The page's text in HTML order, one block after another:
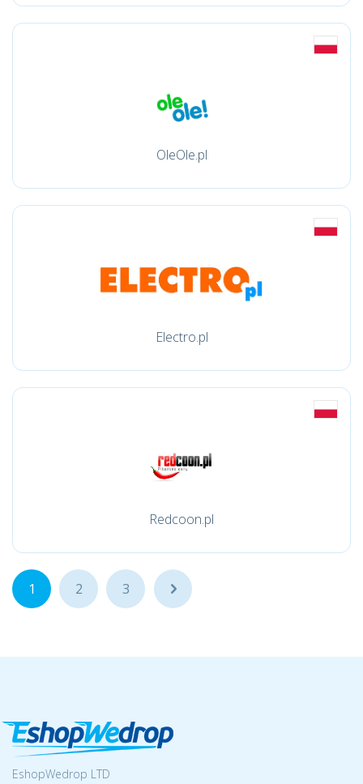
OleOle.pl
Electro.pl
Redcoon.pl
1 2 3 ...
EshopWedrop LTD